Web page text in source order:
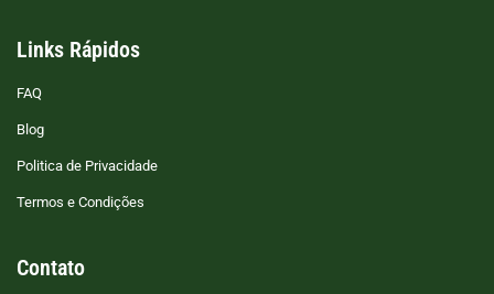
Links Rápidos
FAQ
Blog
Politica de Privacidade
Termos e Condições
Contato